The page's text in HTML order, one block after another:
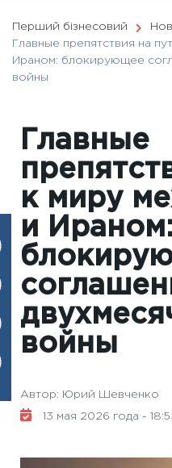
Перший бізнесовий
Главные препятствия на
Ираном: блокирующее
войны
Главные
к миру
и Ираном:
войны
Автор: Юрий Шевченко
13 мая 2026 года -